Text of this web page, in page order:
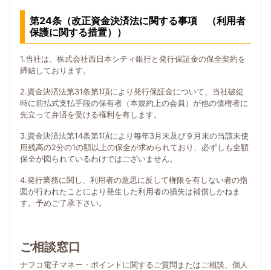
第24条（改正資金決済法に関する事項 （利用者
保護に関する措置））
1.当社は、株式会社西日本シティ銀行と発行保証金の保全契約を
締結しております。
2.資金決済法第31条第1項により発行保証金について、当社破綻
時に前払式支払手段の保有者（本規約上の会員）が他の債権者に
先立って弁済を受ける権利を有します。
3.資金決済法第14条第1項により毎年3月末及び９月末の当該未使
用残高の2分の1の額以上の保全が求められており、必ずしも全額
保全が図られているわけではございません。
4.発行業務に関し、利用者の意思に反して権限を有しない者の指
図が行われたことにより発生した利用者の損失は補償しかねま
す。予めご了承下さい。
ご相談窓口
ナフコ電子マネー・ポイントに関するご質問またはご相談、個人